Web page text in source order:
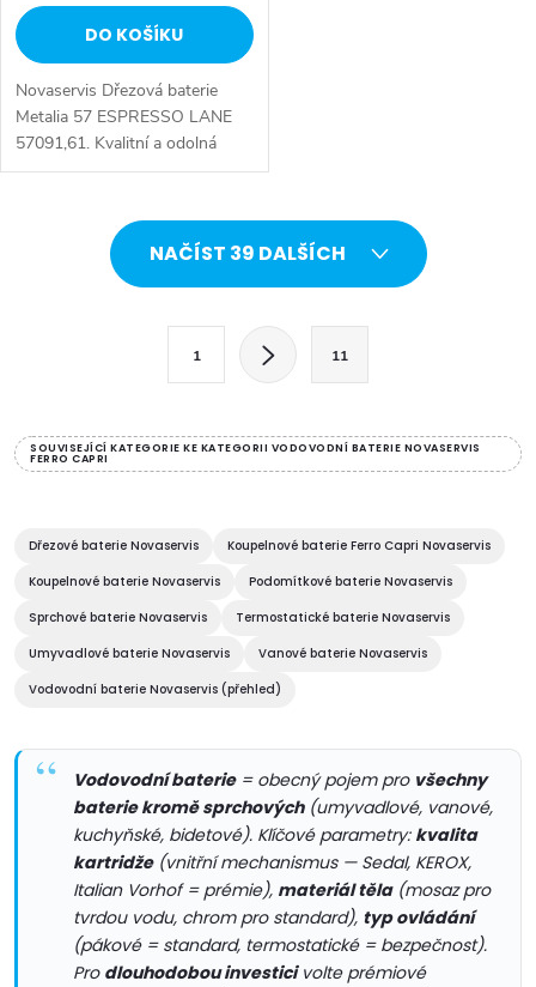
DO KOŠÍKU
Novaservis Dřezová baterie
Metalia 57 ESPRESSO LANE
57091,61. Kvalitní a odolná
keramická kartuše KEROX 35
let. Barevné provedení
ESPRESSO LANE....
d
a
c
p
k
NAČÍST 39 DALŠÍCH
á
n
o
v
á
n
1 11
SOUVISEJÍCÍ KATEGORIE KE KATEGORII VODOVODNÍ BATERIE NOVASERVIS
FERRO CAPRI
Dřezové baterie Novaservis
Koupelnové baterie Ferro Capri Novaservis
Koupelnové baterie Novaservis
Podomítkové baterie Novaservis
Sprchové baterie Novaservis
Termostatické baterie Novaservis
Umyvadlové baterie Novaservis
Vanové baterie Novaservis
Vodovodní baterie Novaservis (přehled)
Vodovodní baterie= obecný pojem pro všechny
baterie kromě sprchových(umyvadlové, vanové,
kuchyňské, bidetové). Klíčové parametry: kvalita
kartridže(vnitřní mechanismus — Sedal, KEROX,
Italian Vorhof = prémie), materiál těla(mosaz pro
tvrdou vodu, chrom pro standard), typ ovládání
(pákové = standard, termostatické = bezpečnost).
Pro dlouhodobou investicivolte prémiové